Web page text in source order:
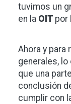
tuvimos un
en la OIT por
Ahora y para
generales,
que una
conclusión
cumplir con